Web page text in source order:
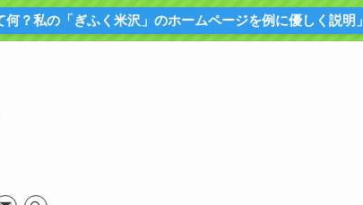
何？私の「ぎふく米沢」のホームページを例に優しく説明」